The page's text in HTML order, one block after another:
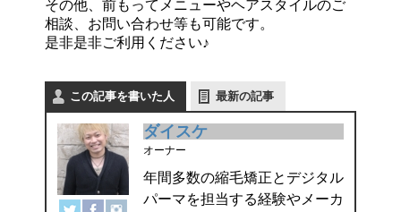
その他、前もってメニューやヘアスタイルのご
相談、お問い合わせ等も可能です。
是非是非ご利用ください♪
この記事を書いた人 最新の記事
ダイスケ
オーナー
年間多数の縮毛矯正とデジタル
パーマを担当する経験やメーカ